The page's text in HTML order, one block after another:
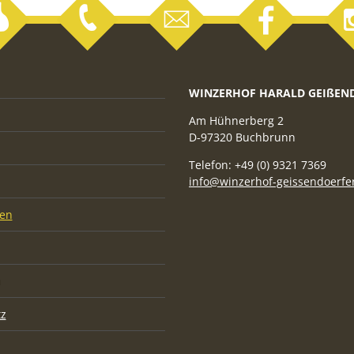
WINZERHOF HARALD
Am Hühnerberg 2
D-97320 Buchbrunn
Telefon: +49 (0) 9321 7369
info@winzerhof-